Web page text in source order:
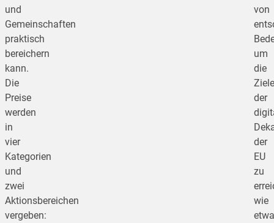
und
Gemeinschaften
praktisch
bereichern
kann.
Die
Preise
werden
in
vier
Kategorien
und
zwei
Aktionsbereichen
vergeben:
von
um
die
Ziele
der
der
EU
zu
wie
etwa